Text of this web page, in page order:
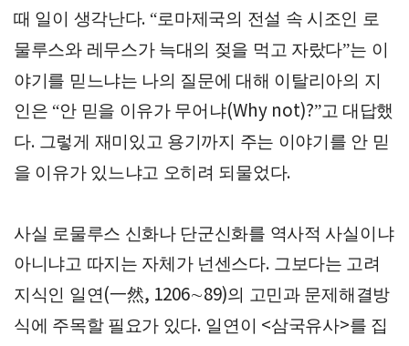
때 일이 생각난다. “로마제국의 전설 속 시조인 로
물루스와 레무스가 늑대의 젖을 먹고 자랐다”는 이
야기를 믿느냐는 나의 질문에 대해 이탈리아의 지
인은 “안 믿을 이유가 무어냐(Why not)?”고 대답했
다. 그렇게 재미있고 용기까지 주는 이야기를 안 믿
을 이유가 있느냐고 오히려 되물었다.
사실 로물루스 신화나 단군신화를 역사적 사실이냐
아니냐고 따지는 자체가 넌센스다. 그보다는 고려
지식인 일연(一然, 1206∼89)의 고민과 문제해결방
식에 주목할 필요가 있다. 일연이 <삼국유사>를 집